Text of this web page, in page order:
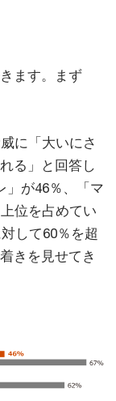
ます。まず
に「大いにさ
る」と回答し
」が46％、「マ
位を占めてい
して60％を超
きを見せてき